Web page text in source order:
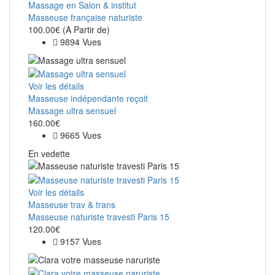
Massage en Salon & institut
Masseuse française naturiste
100.00€ (A Partir de)
9894 Vues
Voir les détails
Masseuse indépendante reçoit
Massage ultra sensuel
160.00€
9665 Vues
En vedette
Voir les détails
Masseuse trav & trans
Masseuse naturiste travesti Paris 15
120.00€
9157 Vues